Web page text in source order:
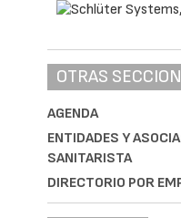
OTRAS
AGENDA
ENTIDADES Y
SANITARISTA
DIRECTORIO POR